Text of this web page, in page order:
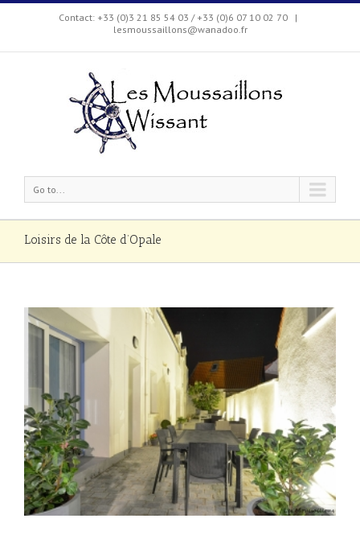
Contact: +33 (0)3 21 85 54 03 / +33 (0)6 07 10 02 70
|
lesmoussaillons@wanadoo.fr
Go to...
Loisirs de la Côte d’Opale